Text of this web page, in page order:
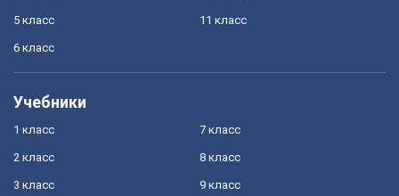
5 класс
6 класс
11 класс
Учебники
1 класс
2 класс
3 класс
7 класс
8 класс
9 класс